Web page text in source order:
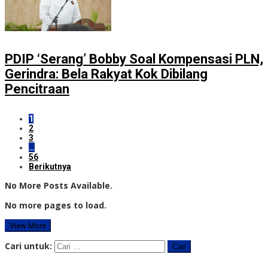
PDIP ‘Serang’ Bobby Soal Kompensasi PLN,
Gerindra: Bela Rakyat Kok Dibilang
Pencitraan
1
2
3
…
56
Berikutnya
No More Posts Available.
No more pages to load.
View More
Cari untuk: